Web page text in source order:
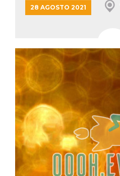
28 AGOSTO 2021